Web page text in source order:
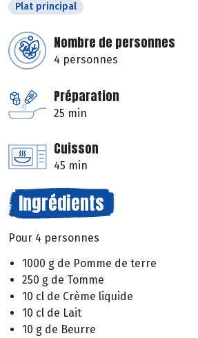
Plat principal
Nombre de personnes
4 personnes
Préparation
25 min
Cuisson
45 min
Ingrédients
Pour 4 personnes
1000 g de Pomme de terre
250 g de Tomme
10 cl de Crème liquide
10 cl de Lait
10 g de Beurre